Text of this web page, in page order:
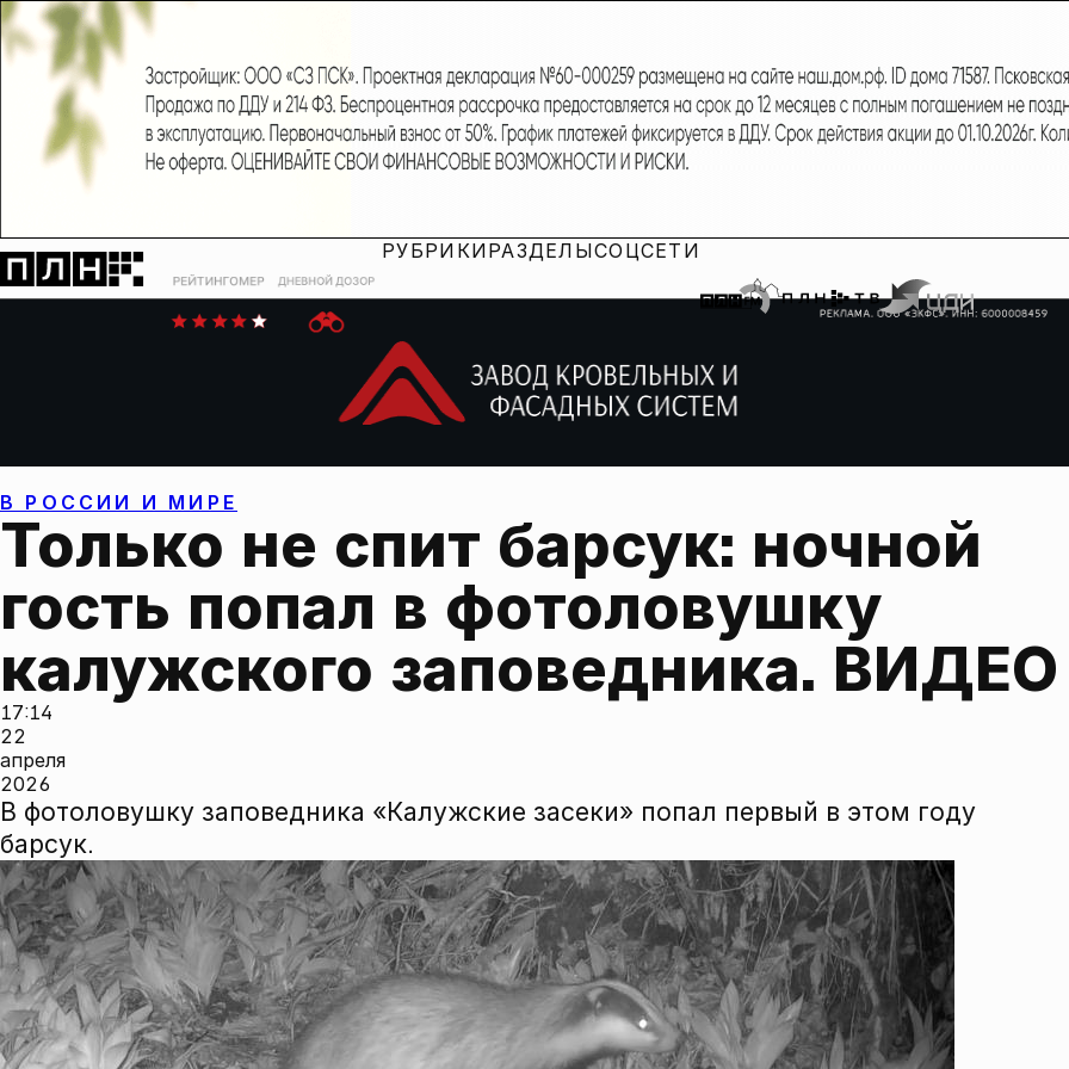
РУБРИКИРАЗДЕЛЫСОЦСЕТИ
В РОССИИ И МИРЕ
Только не спит барсук: ночной
гость попал в фотоловушку
калужского заповедника. ВИДЕО
17:14
22
апреля
2026
В фотоловушку заповедника «Калужские засеки» попал первый в этом году
барсук.